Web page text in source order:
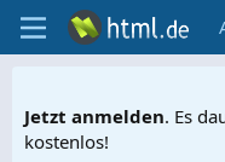
Jetzt anmelden. Es
kostenlos!